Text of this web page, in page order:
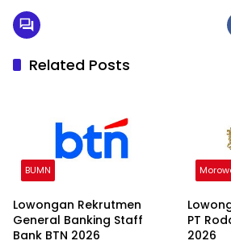
Related Posts
BUMN
Lowongan Rekrutmen
General Banking Staff
Bank BTN 2026
PT
2026